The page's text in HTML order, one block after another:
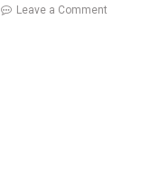
Leave a Comment